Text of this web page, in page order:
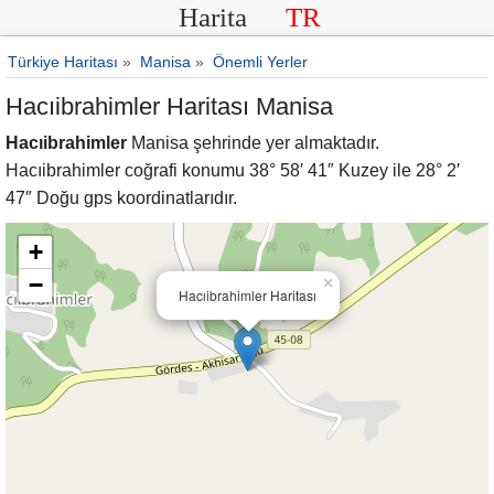
Harita TR
Türkiye Haritası » Manisa » Önemli Yerler
Hacıibrahimler Haritası Manisa
Hacıibrahimler Manisa şehrinde yer almaktadır.
Hacıibrahimler coğrafi konumu 38° 58′ 41″ Kuzey ile 28° 2′
47″ Doğu gps koordinatlarıdır.
Hacıibrahimler Haritası
×
+
−